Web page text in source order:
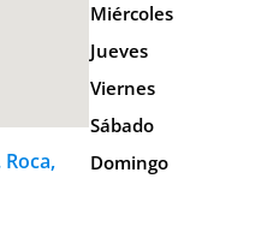
Miércoles
Jueves
Viernes
Sábado
Domingo